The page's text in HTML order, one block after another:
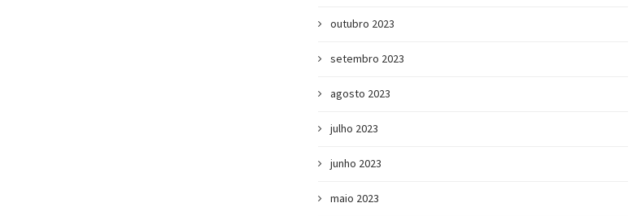
outubro 2023
setembro 2023
agosto 2023
julho 2023
junho 2023
maio 2023